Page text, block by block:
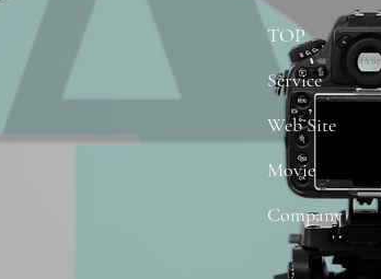
TOP
Service
Web Site
Movie
Company